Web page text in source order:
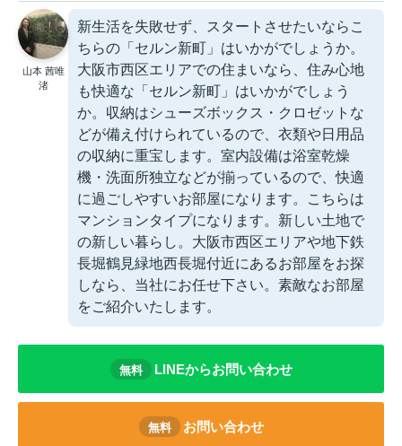
山本 茜唯
渚
新生活を失敗せず、スタートさせたいならこ
ちらの「セルン新町」はいかがでしょうか。
大阪市西区エリアでの住まいなら、住み心地
も快適な「セルン新町」はいかがでしょう
か。収納はシューズボックス・クロゼットな
どが備え付けられているので、衣類や日用品
の収納に重宝します。室内設備は浴室乾燥
機・洗面所独立などが揃っているので、快適
に過ごしやすいお部屋になります。こちらは
マンションタイプになります。新しい土地で
の新しい暮らし。大阪市西区エリアや地下鉄
長堀鶴見緑地西長堀付近にあるお部屋をお探
しなら、当社にお任せ下さい。素敵なお部屋
をご紹介いたします。
無料 LINEからお問い合わせ
無料 お問い合わせ